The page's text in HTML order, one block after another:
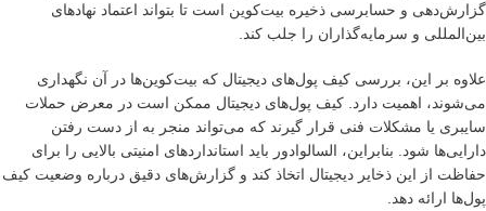
گزارش‌دهی و حسابرسی ذخیره بیت‌کوین است تا بتواند اعتماد نهادهای
بین‌المللی و سرمایه‌گذاران را جلب کند.
علاوه بر این، بررسی کیف پول‌های دیجیتال که بیت‌کوین‌ها در آن نگهداری
می‌شوند، اهمیت دارد. کیف پول‌های دیجیتال ممکن است در معرض حملات
سایبری یا مشکلات فنی قرار گیرند که می‌تواند منجر به از دست رفتن
دارایی‌ها شود. بنابراین، السالوادور باید استانداردهای امنیتی بالایی را برای
حفاظت از این ذخایر دیجیتال اتخاذ کند و گزارش‌های دقیق درباره وضعیت کیف
پول‌ها ارائه دهد.